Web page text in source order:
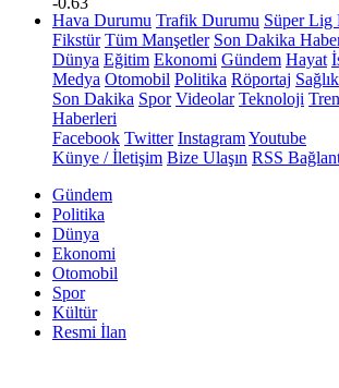
Hava Durumu Trafik Durumu Süper Lig
Fikstür Tüm Manşetler Son Dakika
Dünya Eğitim Ekonomi Gündem Hayat
Medya Otomobil Politika Röportaj Sağlık
Son Dakika Spor Videolar Teknoloji
Haberleri
Facebook Twitter InstagramYoutube
Künye / İletişim Bize Ulaşın RSS
Gündem
Politika
Dünya
Ekonomi
Otomobil
Spor
Kültür
Resmi İlan